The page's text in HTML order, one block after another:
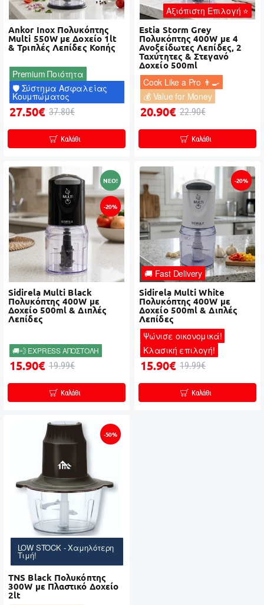
Ankor Inox Πολυκόπτης
Multi 550W με Δοχείο 1lt
& Τριπλές Λεπίδες Κοπής
Premium Ποιότητα
🛡️ Σύστημα Ασφαλείας
Κουμπώματος
27.50€ 37.80€
Καλάθι
Αξιόπιστη Επιλογή ⭐
Estia Storm Grey
Πολυκόπτης 400W με 4
Ανοξείδωτες Λεπίδες, 2
Ταχύτητες & Στεγανό
Δοχείο 500ml
Cook Like a Pro 👨‍🍳
💰 Value for Money
20.90€ 22.90€
Καλάθι
NEO!
-20%
Sidirela Multi Black
Πολυκόπτης 400W με
Δοχείο 500ml & Διπλές
Λεπίδες
🚚💨 EXPRESS ΑΠΟΣΤΟΛΗ
15.90€ 19.99€
Καλάθι
🚚 Fast Delivery
-20%
Sidirela Multi White
Πολυκόπτης 400W με
Δοχείο 500ml & Διπλές
Λεπίδες
Ψώνισε οικονομικά!
Κλασική επιλογή!
15.90€ 19.99€
Καλάθι
-50%
LOW STOCK - Χαμηλότερη
Τιμή!
TNS Black Πολυκόπτης
300W με Πλαστικό Δοχείο
2lt